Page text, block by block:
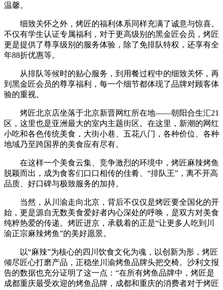
温馨。
细致关怀之外，烤匠的福利体系同样充满了诚意与惊喜。
不仅有学生认证专属福利，对于更高级别的黑金匠会员，烤匠
更是提供了尊享级别的服务体验，除了免排队特权，还享有全
年88折优惠等。
从排队等候时的贴心服务，到用餐过程中的细致关怀，再
到黑金匠会员的尊享福利，每一个细节都体现了品牌对顾客体
验的重视。
烤匠北京店坐落于北京新晋网红所在地——朝阳合生汇21
区，这里也是亚洲最大的室内主题街区。在这里，新潮的网红
小吃和各色传统美食，大街小巷、五花八门，各种价位、各种
地域乃至跨国界的美食应有尽有。
在这样一个美食云集、竞争激烈的环境中，烤匠麻辣烤鱼
脱颖而出，成为食客们口口相传的佳肴、“排队王”，离不开高
品质、好口碑与极致服务的加持。
当然，从川渝走向北京，背后不仅仅是烤匠要全国化的开
始，更是源自无数美食爱好者内心深处的呼唤，是双方对美食
纯粹热爱的传递。烤匠进京，承载着的正是“让更多人吃到川
渝正宗麻辣烤鱼”的美好愿景。
以“麻辣”为核心的四川饮食文化为魂，以创新为形，烤匠
倾尽匠心打磨产品，正稳坐川渝烤鱼品牌头把交椅。沙利文报
告的数据也充分证明了这一点：“在所有烤鱼品牌中，烤匠是
成都重庆最受欢迎的烤鱼品牌，成都和重庆的消费者对于烤匠